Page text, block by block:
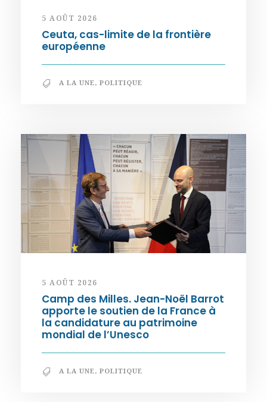
5 AOÛT 2026
Ceuta, cas-limite de la frontière
européenne
A LA UNE, POLITIQUE
5 AOÛT 2026
Camp des Milles. Jean-Noël Barrot
apporte le soutien de la France à
la candidature au patrimoine
mondial de l’Unesco
A LA UNE, POLITIQUE